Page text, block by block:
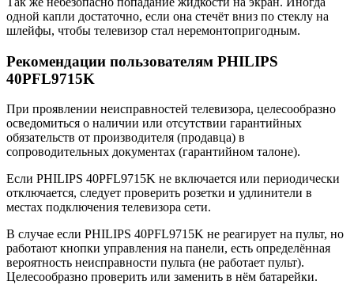
одной капли достаточно, если она стечёт вниз по стеклу на
шлейфы, чтобы телевизор стал неремонтопригодным.
Рекомендации пользователям PHILIPS
40PFL9715K
При проявлении неисправностей телевизора, целесообразно
осведомиться о наличии или отсутствии гарантийных
обязательств от производителя (продавца) в
сопроводительных документах (гарантийном талоне).
Если PHILIPS 40PFL9715K не включается или периодически
отключается, следует проверить розетки и удлинители в
местах подключения телевизора сети.
В случае если PHILIPS 40PFL9715K не реагирует на пульт, но
работают кнопки управления на панели, есть определённая
вероятность неисправности пульта (не работает пульт).
Целесообразно проверить или заменить в нём батарейки.